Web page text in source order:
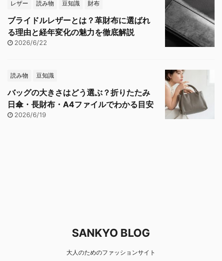
レザー 読み物 豆知識 財布
ブライドルレザーとは？革財布に選ばれ
る理由と経年変化の魅力を徹底解説
2026/6/22
読み物 豆知識
バッグの大きさはどう選ぶ？折りたたみ
日傘・長財布・A4ファイルでわかる目安
2026/6/19
SANKYO BLOG
大人のためのファッションサイト